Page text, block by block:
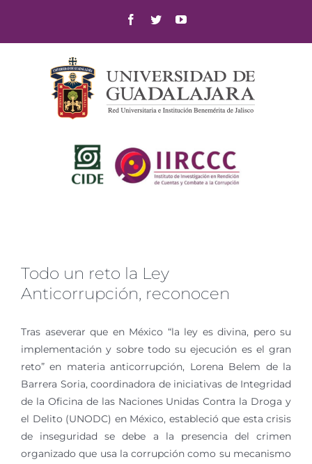
content
Facebook
TwitterYouTube
Todo un reto la Ley
Anticorrupción, reconocen
Tras aseverar que en México “la ley es divina, pero su
implementación y sobre todo su ejecución es el gran
reto” en materia anticorrupción, Lorena Belem de la
Barrera Soria, coordinadora de iniciativas de Integridad
de la Oficina de las Naciones Unidas Contra la Droga y
el Delito (UNODC) en México, estableció que esta crisis
de inseguridad se debe a la presencia del crimen
organizado que usa la corrupción como su mecanismo